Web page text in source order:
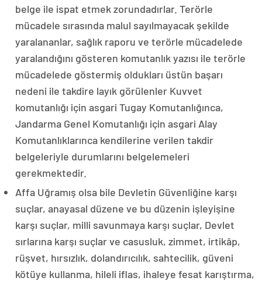
belge ile ispat etmek zorundadırlar. Terörle
mücadele sırasında malul sayılmayacak şekilde
yaralananlar, sağlık raporu ve terörle mücadelede
yaralandığını gösteren komutanlık yazısı ile terörle
mücadelede göstermiş oldukları üstün başarı
nedeni ile takdire layık görülenler Kuvvet
komutanlığı için asgari Tugay Komutanlığınca,
Jandarma Genel Komutanlığı için asgari Alay
Komutanlıklarınca kendilerine verilen takdir
belgeleriyle durumlarını belgelemeleri
gerekmektedir.
Affa Uğramış olsa bile Devletin Güvenliğine karşı
suçlar, anayasal düzene ve bu düzenin işleyişine
karşı suçlar, milli savunmaya karşı suçlar, Devlet
sırlarına karşı suçlar ve casusluk, zimmet, irtikâp,
rüşvet, hırsızlık, dolandırıcılık, sahtecilik, güveni
kötüye kullanma, hileli iflas, ihaleye fesat karıştırma,